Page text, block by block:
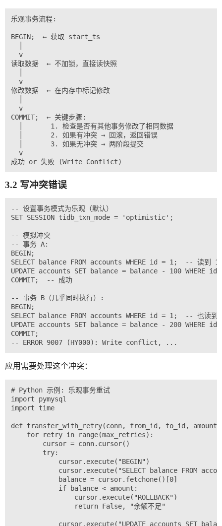
乐观事务流程:
BEGIN;  ← 获取 start_ts
  v
读取数据  ← 不加锁，直接读快照
  v
修改数据  ← 在内存中标记修改
  v
COMMIT;  ← 关键步骤:
  │       1. 检查是否有其他事务修改了相同数据
  │       2. 如果有冲突 → 回滚，返回错误
  │       3. 如果无冲突 → 两阶段提交
  v
3.2 写冲突错误
-- 设置事务模式为乐观（默认）
SET SESSION tidb_txn_mode = 'optimistic';
-- 模拟冲突
-- 事务 A:
BEGIN;
SELECT balance FROM accounts WHERE id = 1;  -- 读到
UPDATE accounts SET balance = balance - 100 WHERE
COMMIT;  -- 成功
-- 事务 B（几乎同时执行）:
BEGIN;
SELECT balance FROM accounts WHERE id = 1;  -- 也读到
UPDATE accounts SET balance = balance - 200 WHERE
COMMIT;
应用需要处理这个冲突：
# Python 示例: 乐观事务重试
import pymysql
import time
def transfer_with_retry(conn, from_id, to_id,
    for retry in range(max_retries):
        cursor = conn.cursor()
        try:
            cursor.execute("BEGIN")
cursor.execute("SELECT balance FROM
            balance = cursor.fetchone()[0]
            if balance < amount:
                cursor.execute("ROLLBACK")
                return False, "余额不足"
cursor.execute("UPDATE accounts SET